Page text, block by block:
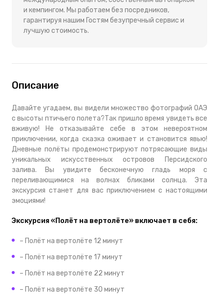
и кемпингом. Мы работаем без посредников,
гарантируя нашим Гостям безупречный сервис и
лучшую стоимость.
Описание
Давайте угадаем, вы видели множество фотографий ОАЭ
с высоты птичьего полета?Так пришло время увидеть все
вживую! Не отказывайте себе в этом невероятном
приключении, когда сказка оживает и становится явью!
Дневные полёты продемонстрируют потрясающие виды
уникальных искусственных островов Персидского
залива. Вы увидите бесконечную гладь моря с
переливающимися на волнах бликами солнца. Эта
экскурсия станет для вас приключением с настоящими
эмоциями!
Экскурсия «Полёт на вертолёте» включает в себя:
– Полёт на вертолёте 12 минут
– Полёт на вертолёте 17 минут
– Полёт на вертолёте 22 минут
– Полёт на вертолёте 30 минут